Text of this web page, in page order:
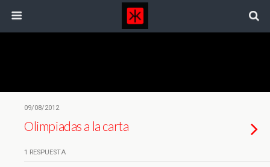
09/08/2012
Olimpiadas a la carta
1 RESPUESTA